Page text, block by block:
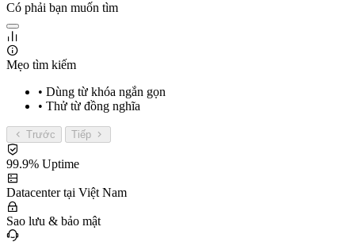
Có phải bạn muốn tìm
Mẹo tìm kiếm
• Dùng từ khóa ngắn gọn
• Thử từ đồng nghĩa
Trước Tiếp
99.9% Uptime
Datacenter tại Việt Nam
Sao lưu & bảo mật